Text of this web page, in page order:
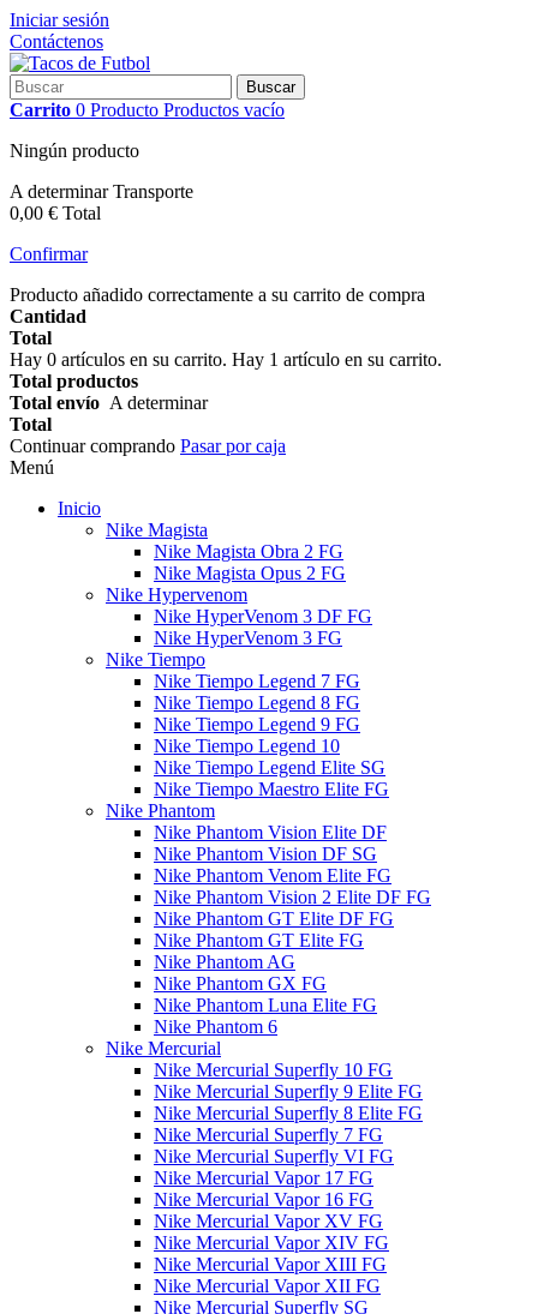
Iniciar sesión
Contáctenos
Buscar
Carrito 0 Producto Productos vacío
Ningún producto
A determinarTransporte
0,00 € Total
Confirmar
Producto añadido correctamente a su carrito de compra
Cantidad
Total
Hay 0 artículos en su carrito. Hay 1 artículo en su carrito.
Total productos
Total envío A determinar
Total
Continuar comprando Pasar por caja
Menú
Inicio
Nike Magista
Nike Magista Obra 2 FG
Nike Magista Opus 2 FG
Nike Hypervenom
Nike HyperVenom 3 DF FG
Nike HyperVenom 3 FG
Nike Tiempo
Nike Tiempo Legend 7 FG
Nike Tiempo Legend 8 FG
Nike Tiempo Legend 9 FG
Nike Tiempo Legend 10
Nike Tiempo Legend Elite SG
Nike Tiempo Maestro Elite FG
Nike Phantom
Nike Phantom Vision Elite DF
Nike Phantom Vision DF SG
Nike Phantom Venom Elite FG
Nike Phantom Vision 2 Elite DF FG
Nike Phantom GT Elite DF FG
Nike Phantom GT Elite FG
Nike Phantom AG
Nike Phantom GX FG
Nike Phantom Luna Elite FG
Nike Phantom 6
Nike Mercurial
Nike Mercurial Superfly 10 FG
Nike Mercurial Superfly 9 Elite FG
Nike Mercurial Superfly 8 Elite FG
Nike Mercurial Superfly 7 FG
Nike Mercurial Superfly VI FG
Nike Mercurial Vapor 17 FG
Nike Mercurial Vapor 16 FG
Nike Mercurial Vapor XV FG
Nike Mercurial Vapor XIV FG
Nike Mercurial Vapor XIII FG
Nike Mercurial Vapor XII FG
Nike Mercurial Superfly SG